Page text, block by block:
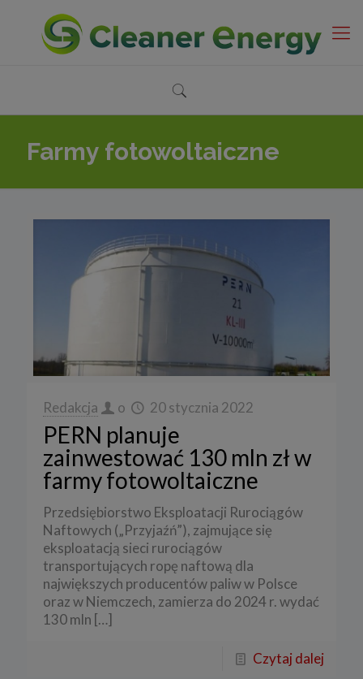
Farmy fotowoltaiczne
Redakcja o 20 stycznia 2022
PERN planuje
zainwestować 130 mln zł w
farmy fotowoltaiczne
Przedsiębiorstwo Eksploatacji Rurociągów
Naftowych („Przyjaźń”), zajmujące się
eksploatacją sieci rurociągów
transportujących ropę naftową dla
największych producentów paliw w Polsce
oraz w Niemczech, zamierza do 2024 r. wydać
130 mln […]
Czytaj dalej